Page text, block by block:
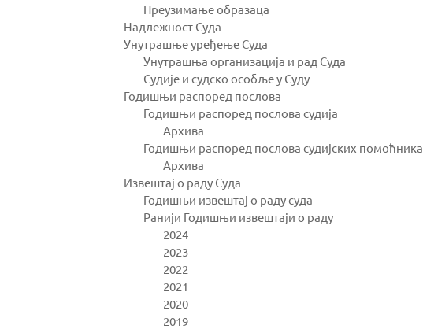
Преузимање образаца
Надлежност Суда
Унутрашње уређење Суда
Унутрашња организација и рад Суда
Судије и судско особље у Суду
Годишњи распоред послова
Годишњи распоред послова судија
Архива
Годишњи распоред послова судијских помоћника
Архива
Извештај о раду Суда
Годишњи извештај о раду суда
Ранији Годишњи извештаји о раду
2024
2023
2022
2021
2020
2019